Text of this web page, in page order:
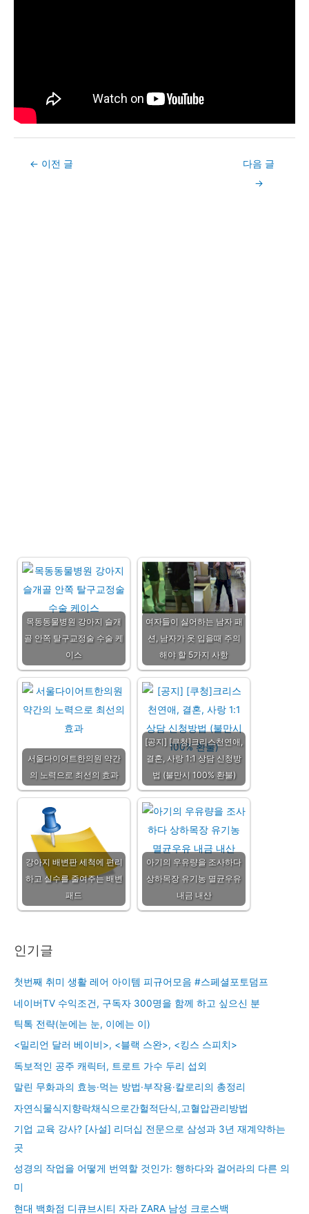
Post← 이전 글
다음 글
→
목동동물병원 강아지 슬개
골 안쪽 탈구교정술 수술 케
이스
여자들이 싫어하는 남자 패
션, 남자가 옷 입을때 주의
해야 할 5가지 사항
서울다이어트한의원 약간
의 노력으로 최선의 효과
[공지] [쿠청]크리스천연애,
결혼, 사랑 1:1 상담 신청방
법 (불만시 100% 환불)
강아지 배변판 세척에 편리
하고 실수를 줄여주는 배변
패드
아기의 우유량을 조사하다
상하목장 유기농 멸균우유
내금 내산
인기글
첫번째 취미 생활 레어 아이템 피규어모음 #스페셜포토덤프
네이버TV 수익조건, 구독자 300명을 함께 하고 싶으신 분
틱톡 전략(눈에는 눈, 이에는 이)
<밀리언 달러 베이비>, <블랙 스완>, <킹스 스피치>
독보적인 공주 캐릭터, 트로트 가수 두리 섭외
말린 무화과의 효능·먹는 방법·부작용·칼로리의 총정리
자연식물식지향락채식으로간헐적단식,고혈압관리방법
기업 교육 강사? [사설] 리더십 전문으로 삼성과 3년 재계약하는
곳
성경의 작업을 어떻게 번역할 것인가: 행하다와 걸어라의 다른 의
미
현대 백화점 디큐브시티 자라 ZARA 남성 크로스백